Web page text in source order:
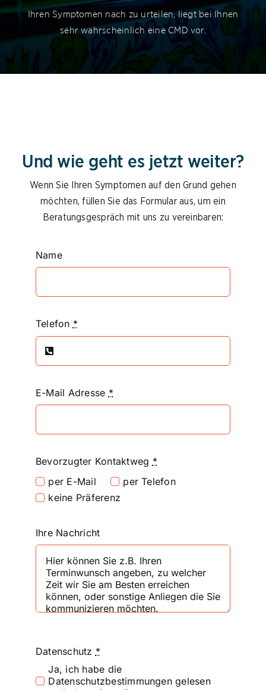
Ihren Symptomen nach zu urteilen, liegt bei Ihnen
sehr wahrscheinlich eine CMD vor.
Und wie geht es jetzt weiter?
Wenn Sie Ihren Symptomen auf den Grund gehen
möchten, füllen Sie das Formular aus, um ein
Beratungsgespräch mit uns zu vereinbaren:
Name
Telefon *
E-Mail Adresse *
Bevorzugter Kontaktweg *
per E-Mail
per Telefon
keine Präferenz
Ihre Nachricht
Datenschutz *
Ja, ich habe die
Datenschutzbestimmungen gelesen